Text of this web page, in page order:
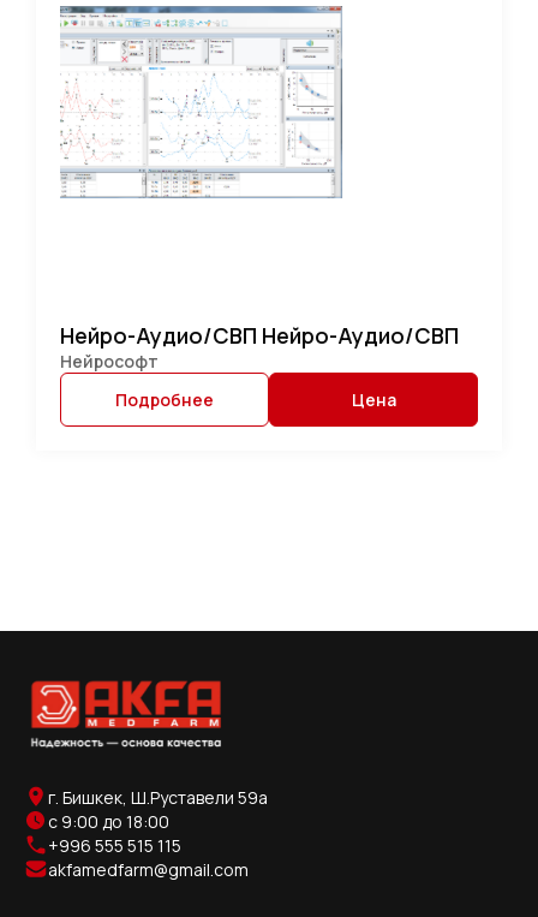
Нейро-Аудио/СВП Нейро-Аудио/СВП
Нейрософт
Подробнее
Цена
г. Бишкек, Ш.Руставели 59а
с 9:00 до 18:00
+996 555 515 115
akfamedfarm@gmail.com